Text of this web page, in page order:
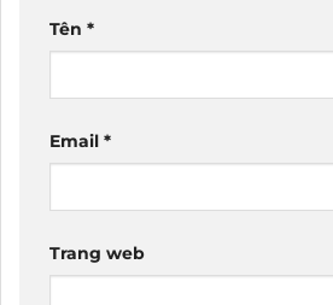
Tên *
Email *
Trang web